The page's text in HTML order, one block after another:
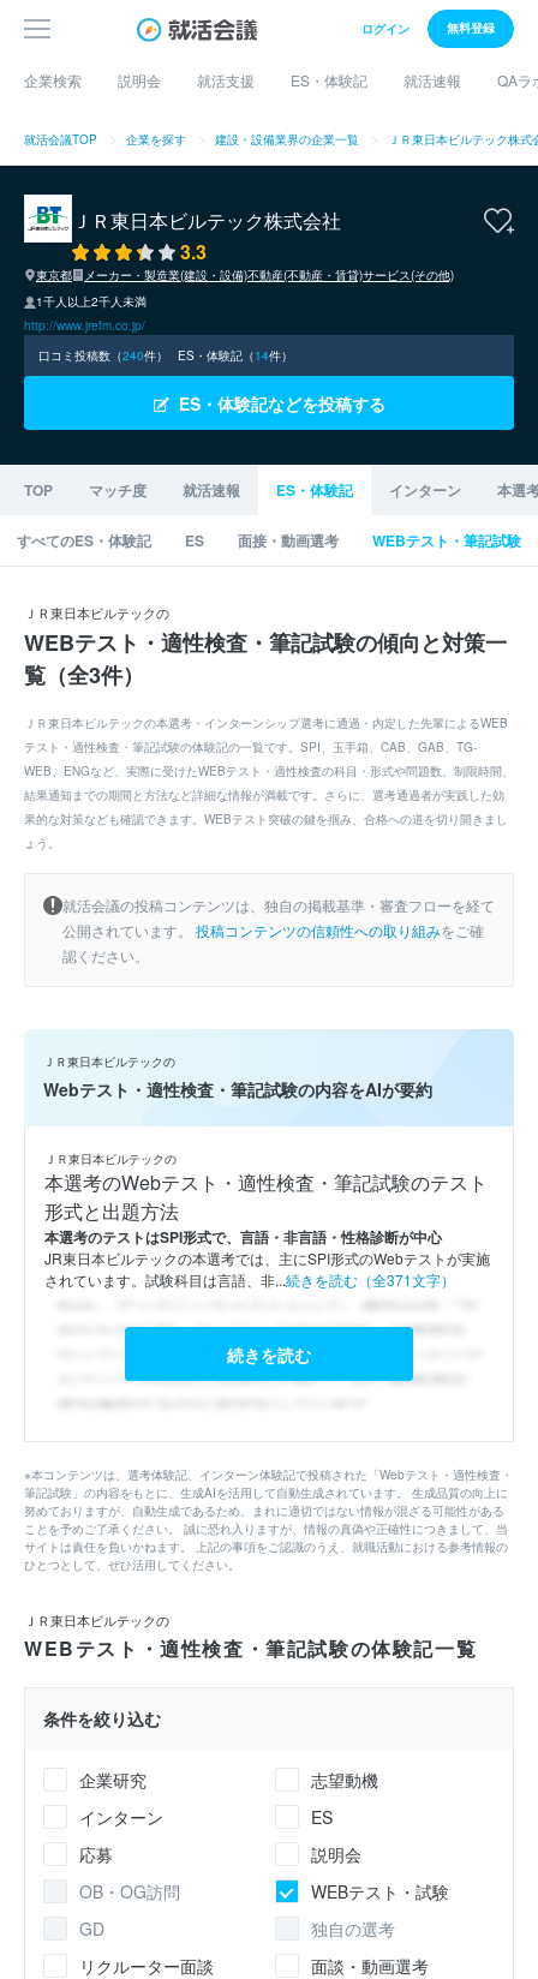
ログイン 無料登録
企業検索 説明会 就活支援 ES・体験記 就活速報 QAラ
就活会議TOP 企業を探す 建設・設備業界の企業一覧 ＪＲ東日本ビルテック株式
ＪＲ東日本ビルテック株式会社
3.3
東京都 メーカー・製造業(建設・設備)不動産(不動産・賃貸)サービス(その他)
1千人以上2千人未満
http://www.jrefm.co.jp/
口コミ投稿数（240件） ES・体験記（14件）
ES・体験記などを投稿する
TOP マッチ度 就活速報 ES・体験記 インターン 本選
すべてのES・体験記 ES 面接・動画選考 WEBテスト・筆記試験
ＪＲ東日本ビルテックの
WEBテスト・適性検査・筆記試験の傾向と対策一
覧（全3件）
ＪＲ東日本ビルテックの本選考・インターンシップ選考に通過・内定した先輩によるWEB
テスト・適性検査・筆記試験の体験記の一覧です。SPI、玉手箱、CAB、GAB、TG-
WEB、ENGなど、実際に受けたWEBテスト・適性検査の科目・形式や問題数、制限時間、
結果通知までの期間と方法など詳細な情報が満載です。さらに、選考通過者が実践した効
果的な対策なども確認できます。WEBテスト突破の鍵を掴み、合格への道を切り開きまし
ょう。
就活会議の投稿コンテンツは、独自の掲載基準・審査フローを経て
公開されています。 投稿コンテンツの信頼性への取り組みをご確
認ください。
ＪＲ東日本ビルテックの
Webテスト・適性検査・筆記試験の内容をAIが要約
ＪＲ東日本ビルテックの
本選考のWebテスト・適性検査・筆記試験のテスト
形式と出題方法
本選考のテストはSPI形式で、言語・非言語・性格診断が中心
JR東日本ビルテックの本選考では、主にSPI形式のWebテストが実施
されています。試験科目は言語、非...続きを読む（全371文字）
続きを読む
※本コンテンツは、選考体験記、インターン体験記で投稿された「Webテスト・適性検査・
筆記試験」の内容をもとに、生成AIを活用して自動生成されています。 生成品質の向上に
努めておりますが、自動生成であるため、まれに適切ではない情報が混ざる可能性がある
ことを予めご了承ください。 誠に恐れ入りますが、情報の真偽や正確性につきまして、当
サイトは責任を負いかねます。 上記の事項をご認識のうえ、就職活動における参考情報の
ひとつとして、ぜひ活用してください。
ＪＲ東日本ビルテックの
WEBテスト・適性検査・筆記試験の体験記一覧
条件を絞り込む
企業研究
志望動機
インターン
ES
応募
説明会
OB・OG訪問
WEBテスト・試験
GD
独自の選考
リクルーター面談
面談・動画選考